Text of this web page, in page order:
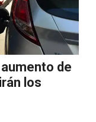
de
los